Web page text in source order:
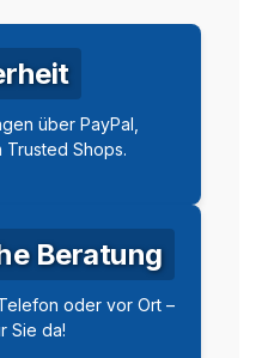
über PayPal,
Shops.
Beratung
oder vor Ort –
Sie da!